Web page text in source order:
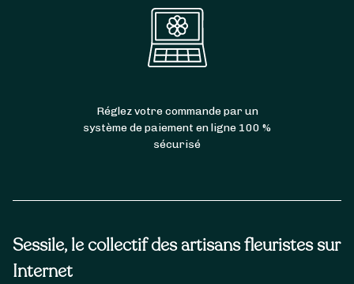
Sessile, le collectif des artisans fleuristes sur
Internet
Réglez votre commande par un
système de paiement en ligne 100 %
sécurisé